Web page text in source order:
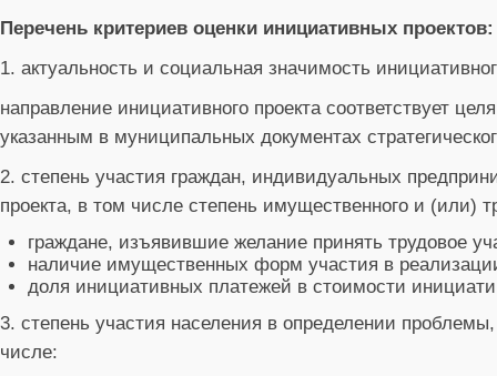
Перечень критериев оценки инициативных проектов:
1. актуальность и социальная значимость
направление инициативного проекта соответствует
указанным в муниципальных документах
2. степень участия граждан, индивидуальных
проекта, в том числе степень имущественного и (или)
граждане, изъявившие желание принять трудовое
наличие имущественных форм участия в
доля инициативных платежей в стоимости
3. степень участия населения в определении
числе: